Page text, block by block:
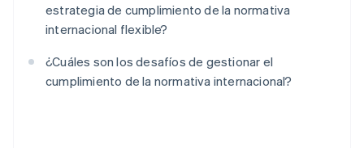
estrategia de cumplimiento de la normativa
internacional flexible?
¿Cuáles son los desafíos de gestionar el
cumplimiento de la normativa internacional?